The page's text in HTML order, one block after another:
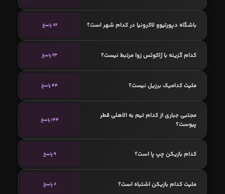
باشگاه دپورتیوو لاکرونیا در کدام شهر است؟ 72 پاسخ
کدام گزینه با ژاکوئس زوا مرتبط نیست؟ 23 پاسخ
ملیت کدامیک برزیل نیست؟ 44 پاسخ
مجتبی جباری از کدام تیم به الاهلی قطر
پیوست؟
144 پاسخ
کدام بازیکن چپ پا است؟ 9 پاسخ
ملیت کدام بازیکن اشتباه است؟ 8 پاسخ